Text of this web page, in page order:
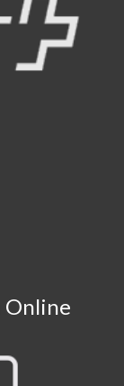
Online